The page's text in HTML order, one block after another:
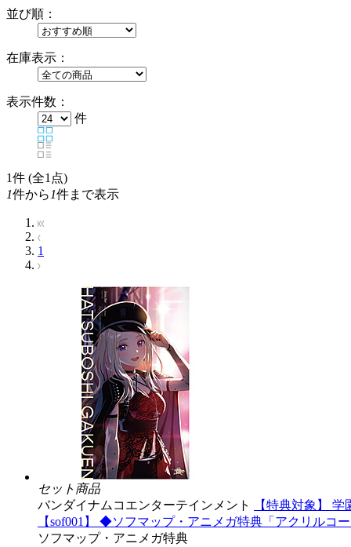
並び順：
在庫表示：
表示件数：
件
1件 (全1点)
1件から 1件まで表示
1
セット商品
バンダイナムコエンターテインメント
【特典対象】
【sof001】 ◆ソフマップ・アニメガ特典「アクリルコ
ソフマップ・アニメガ特典